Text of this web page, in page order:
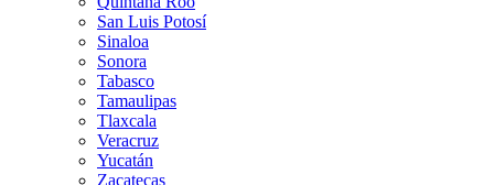
San Luis Potosí
Sinaloa
Sonora
Tabasco
Tamaulipas
Tlaxcala
Veracruz
Yucatán
Zacatecas